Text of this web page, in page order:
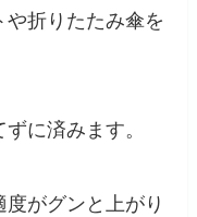
折りたたみ傘を
に済みます。
がグンと上がり